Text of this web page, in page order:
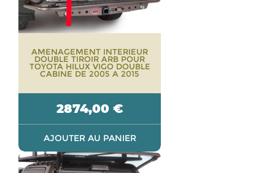
AMENAGEMENT INTERIEUR
DOUBLE TIROIR ARB POUR
TOYOTA HILUX VIGO DOUBLE
CABINE DE 2005 A 2015
2874,00 €
AJOUTER AU PANIER